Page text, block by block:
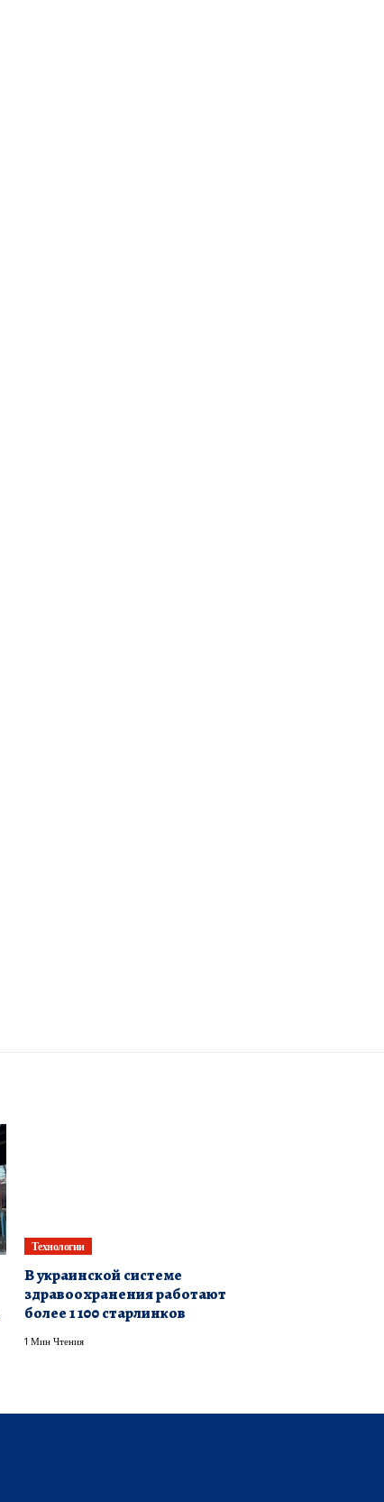
Технологии
В украинской системе
здравоохранения работают
более 1 100 старлинков
1 Мин Чтения